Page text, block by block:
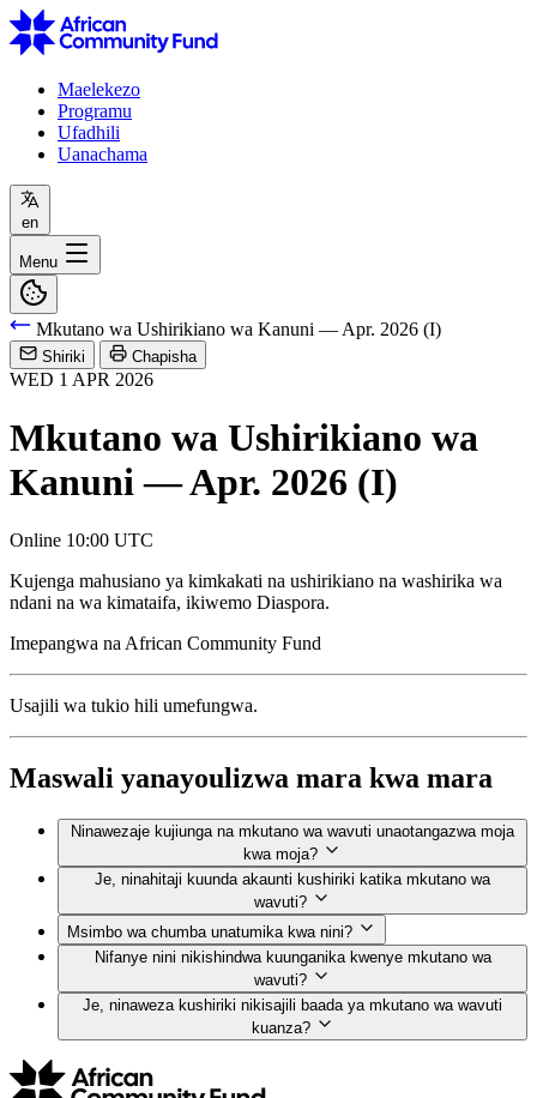
Maelekezo
Programu
Ufadhili
Uanachama
en
Menu
Mkutano wa Ushirikiano wa Kanuni — Apr. 2026 (I)
Shiriki Chapisha
WED 1 APR 2026
Mkutano wa Ushirikiano wa
Kanuni — Apr. 2026 (I)
Online 10:00 UTC
Kujenga mahusiano ya kimkakati na ushirikiano na washirika wa
ndani na wa kimataifa, ikiwemo Diaspora.
Imepangwa naAfrican Community Fund
Usajili wa tukio hili umefungwa.
Maswali yanayoulizwa mara kwa mara
Ninawezaje kujiunga na mkutano wa wavuti unaotangazwa moja
kwa moja?
Je, ninahitaji kuunda akaunti kushiriki katika mkutano wa
wavuti?
Msimbo wa chumba unatumika kwa nini?
Nifanye nini nikishindwa kuunganika kwenye mkutano wa
wavuti?
Je, ninaweza kushiriki nikisajili baada ya mkutano wa wavuti
kuanza?